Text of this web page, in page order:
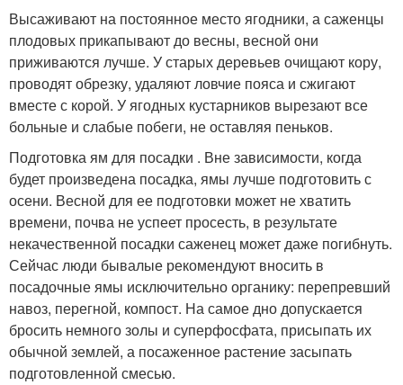
Высаживают на постоянное место ягодники, а саженцы
плодовых прикапывают до весны, весной они
приживаются лучше. У старых деревьев очищают кору,
проводят обрезку, удаляют ловчие пояса и сжигают
вместе с корой. У ягодных кустарников вырезают все
больные и слабые побеги, не оставляя пеньков.
Подготовка ям для посадки . Вне зависимости, когда
будет произведена посадка, ямы лучше подготовить с
осени. Весной для ее подготовки может не хватить
времени, почва не успеет просесть, в результате
некачественной посадки саженец может даже погибнуть.
Сейчас люди бывалые рекомендуют вносить в
посадочные ямы исключительно органику: перепревший
навоз, перегной, компост. На самое дно допускается
бросить немного золы и суперфосфата, присыпать их
обычной землей, а посаженное растение засыпать
подготовленной смесью.